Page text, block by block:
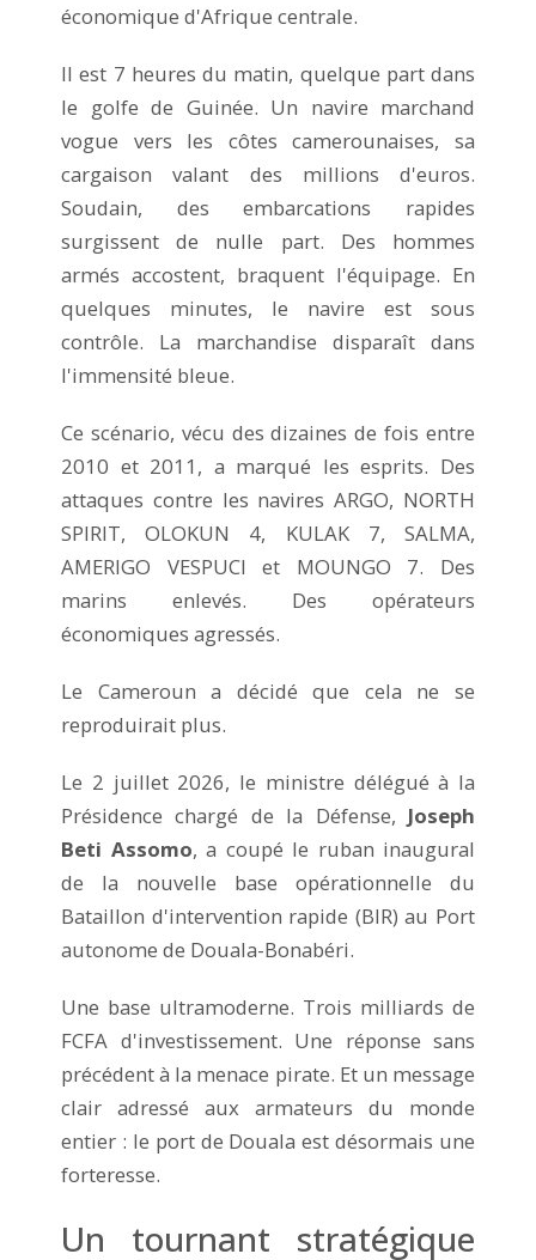
économique d'Afrique centrale.
Il est 7 heures du matin, quelque part dans
le golfe de Guinée. Un navire marchand
vogue vers les côtes camerounaises, sa
cargaison valant des millions d'euros.
Soudain, des embarcations rapides
surgissent de nulle part. Des hommes
armés accostent, braquent l'équipage. En
quelques minutes, le navire est sous
contrôle. La marchandise disparaît dans
l'immensité bleue.
Ce scénario, vécu des dizaines de fois entre
2010 et 2011, a marqué les esprits. Des
attaques contre les navires ARGO, NORTH
SPIRIT, OLOKUN 4, KULAK 7, SALMA,
AMERIGO VESPUCI et MOUNGO 7. Des
marins enlevés. Des opérateurs
économiques agressés.
Le Cameroun a décidé que cela ne se
reproduirait plus.
Le 2 juillet 2026, le ministre délégué à la
Présidence chargé de la Défense, Joseph
Beti Assomo, a coupé le ruban inaugural
de la nouvelle base opérationnelle du
Bataillon d'intervention rapide (BIR) au Port
autonome de Douala-Bonabéri.
Une base ultramoderne. Trois milliards de
FCFA d'investissement. Une réponse sans
précédent à la menace pirate. Et un message
clair adressé aux armateurs du monde
entier : le port de Douala est désormais une
forteresse.
Un tournant stratégique